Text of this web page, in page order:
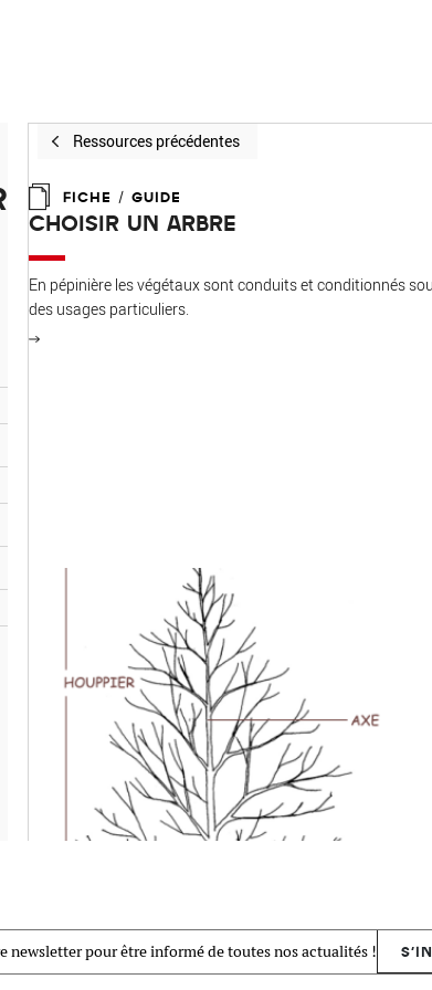
Ressources précédentes
FICHE / GUIDE
CHOISIR UN ARBRE
En pépinière les végétaux sont conduits et conditionnés
des usages particuliers.
newsletter pour être informé de toutes nos actualités !